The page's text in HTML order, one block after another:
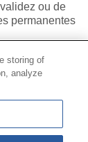
ou de
permanentes
de
Sanitario
Aviso legal |
storing of
analyze